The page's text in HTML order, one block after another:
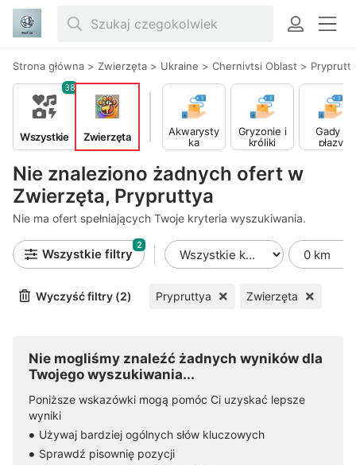
Strona główna > Zwierzęta > Ukraine > Chernivtsi Oblast >
Nie znaleziono żadnych ofert w
Zwierzęta, Prypruttya
Nie ma ofert spełniających Twoje kryteria wyszukiwania.
Wszystkie
38
Zwierzęta
Akwarysty
ka
Gryzonie i
króliki
Gady i
płazy
Wszystkie filtry
2
Wyczyść filtry (2) Prypruttya Zwierzęta
Nie mogliśmy znaleźć żadnych wyników dla
Twojego wyszukiwania...
Poniższe wskazówki mogą pomóc Ci uzyskać lepsze
wyniki
Używaj bardziej ogólnych słów kluczowych
Sprawdź pisownię pozycji